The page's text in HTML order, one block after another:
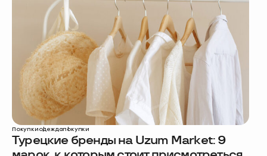
Покупкиодеждапокупки
Турецкие бренды на Uzum Market: 9